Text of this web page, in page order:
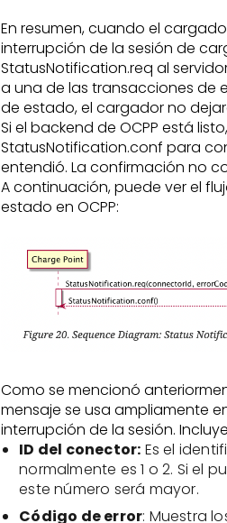
En resumen, cuando el
interrupción de la sesión de
StatusNotification.req al
a una de las transacciones de
de estado, el cargador no
Si el backend de OCPP está
StatusNotification.conf para
entendió. La confirmación no
A continuación, puede ver el
estado en OCPP:
Como se mencionó
mensaje se usa ampliamente
interrupción de la sesión.
ID del conector: Es el
normalmente es 1 o 2. Si el
este número será mayor.
Código de error: Muestra